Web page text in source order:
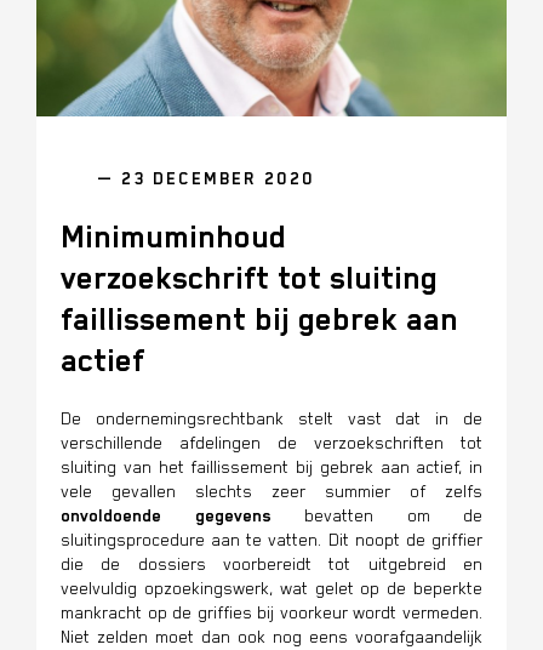
— 23 DECEMBER 2020
Minimuminhoud
verzoekschrift tot sluiting
faillissement bij gebrek aan
actief
De ondernemingsrechtbank stelt vast dat in de
verschillende afdelingen de verzoekschriften tot
sluiting van het faillissement bij gebrek aan actief, in
vele gevallen slechts zeer summier of zelfs
onvoldoende gegevens bevatten om de
sluitingsprocedure aan te vatten. Dit noopt de griffier
die de dossiers voorbereidt tot uitgebreid en
veelvuldig opzoekingswerk, wat gelet op de beperkte
mankracht op de griffies bij voorkeur wordt vermeden.
Niet zelden moet dan ook nog eens voorafgaandelijk